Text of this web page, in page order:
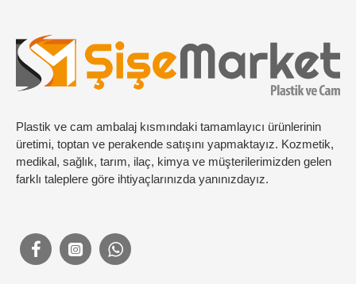
Plastik ve cam ambalaj kısmındaki tamamlayıcı ürünlerinin
üretimi, toptan ve perakende satışını yapmaktayız. Kozmetik,
medikal, sağlık, tarım, ilaç, kimya ve müşterilerimizden gelen
farklı taleplere göre ihtiyaçlarınızda yanınızdayız.